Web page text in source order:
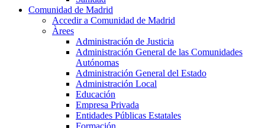
Comunidad de Madrid
Accedir a Comunidad de Madrid
Àrees
Administración de Justicia
Administración General de las Comunidades
Autónomas
Administración General del Estado
Administración Local
Educación
Empresa Privada
Entidades Públicas Estatales